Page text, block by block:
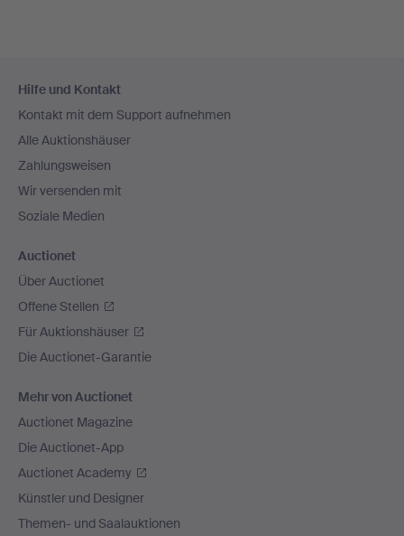
Navigation
Hilfe und Kontakt
Kontakt mit dem Support aufnehmen
Alle Auktionshäuser
Zahlungsweisen
Wir versenden mit
Soziale Medien
Auctionet
Über Auctionet
Offene Stellen
Für Auktionshäuser
Die Auctionet-Garantie
Mehr von Auctionet
Auctionet Magazine
Die Auctionet-App
Auctionet Academy
Künstler und Designer
Themen- und Saalauktionen